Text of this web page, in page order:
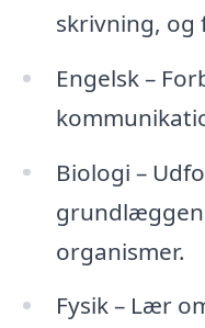
skrivning, og
Engelsk –
Biologi –
organismer.
Fysik – Lær